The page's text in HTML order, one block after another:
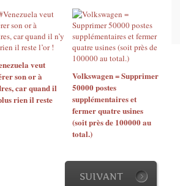
veut
son or à
car quand il
rien il reste
Volkswagen = Supprimer
50000 postes
supplémentaires et
fermer quatre usines
(soit près de 100000 au
total.)
SUIVANT